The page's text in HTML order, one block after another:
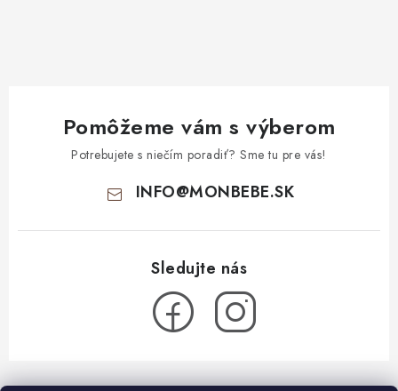
Pomôžeme vám s výberom
Potrebujete s niečím poradiť? Sme tu pre vás!
INFO@MONBEBE.SK
Z